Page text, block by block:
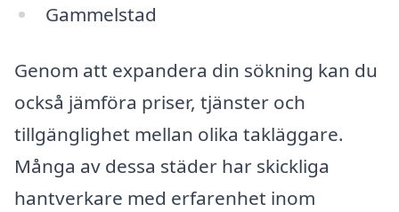
Gammelstad
Genom att expandera din sökning kan du
också jämföra priser, tjänster och
tillgänglighet mellan olika takläggare.
Många av dessa städer har skickliga
hantverkare med erfarenhet inom